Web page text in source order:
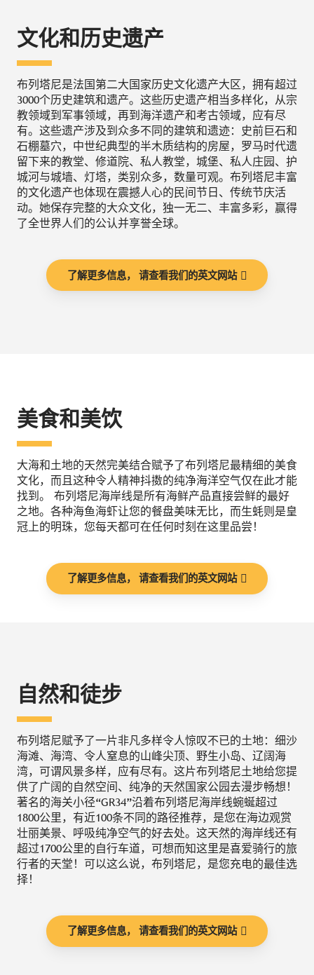
文化和历史遗产
布列塔尼是法国第二大国家历史文化遗产大区，拥有超过
3000个历史建筑和遗产。这些历史遗产相当多样化，从宗
教领域到军事领域，再到海洋遗产和考古领域，应有尽
有。这些遗产涉及到众多不同的建筑和遗迹：史前巨石和
石棚墓穴，中世纪典型的半木质结构的房屋，罗马时代遗
留下来的教堂、修道院、私人教堂，城堡、私人庄园、护
城河与城墙、灯塔，类别众多，数量可观。布列塔尼丰富
的文化遗产也体现在震撼人心的民间节日、传统节庆活
动。她保存完整的大众文化，独一无二、丰富多彩，赢得
了全世界人们的公认并享誉全球。
了解更多信息， 请查看我们的英文网站
美食和美饮
大海和土地的天然完美结合赋予了布列塔尼最精细的美食
文化，而且这种令人精神抖擞的纯净海洋空气仅在此才能
找到。 布列塔尼海岸线是所有海鲜产品直接尝鲜的最好
之地。各种海鱼海虾让您的餐盘美味无比，而生蚝则是皇
冠上的明珠，您每天都可在任何时刻在这里品尝！
了解更多信息， 请查看我们的英文网站
自然和徒步
布列塔尼赋予了一片非凡多样令人惊叹不已的土地：细沙
海滩、海湾、令人窒息的山峰尖顶、野生小岛、辽阔海
湾，可谓风景多样，应有尽有。这片布列塔尼土地给您提
供了广阔的自然空间、纯净的天然国家公园去漫步畅想！
著名的海关小径“GR34”沿着布列塔尼海岸线蜿蜒超过
1800公里，有近100条不同的路径推荐，是您在海边观赏
壮丽美景、呼吸纯净空气的好去处。这天然的海岸线还有
超过1700公里的自行车道，可想而知这里是喜爱骑行的旅
行者的天堂！可以这么说，布列塔尼，是您充电的最佳选
择！
了解更多信息， 请查看我们的英文网站